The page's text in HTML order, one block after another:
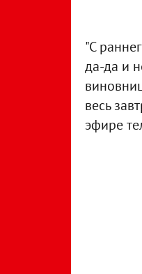
"С
да-да и
весь
эфире